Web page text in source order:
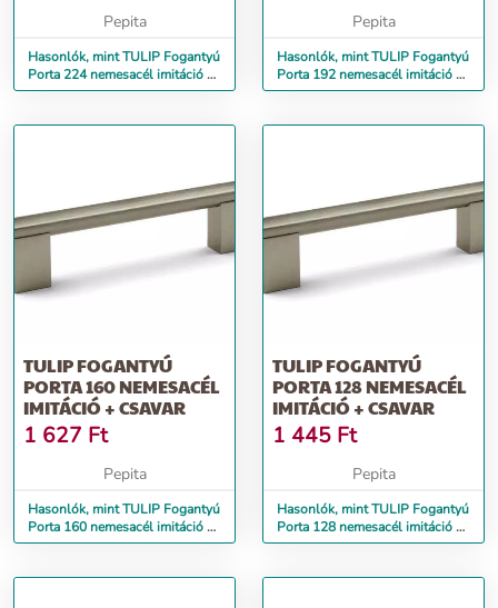
Pepita
Hasonlók, mint TULIP Fogantyú
Porta 224 nemesacél imitáció +
csavar
Pepita
Hasonlók, mint TULIP Fogantyú
Porta 192 nemesacél imitáció +
csavar
TULIP FOGANTYÚ
PORTA 160 NEMESACÉL
IMITÁCIÓ + CSAVAR
1 627 Ft
Pepita
Hasonlók, mint TULIP Fogantyú
Porta 160 nemesacél imitáció +
csavar
TULIP FOGANTYÚ
PORTA 128 NEMESACÉL
IMITÁCIÓ + CSAVAR
1 445 Ft
Pepita
Hasonlók, mint TULIP Fogantyú
Porta 128 nemesacél imitáció +
csavar